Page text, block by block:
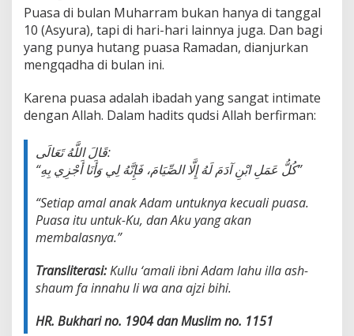
Puasa di bulan Muharram bukan hanya di tanggal
10 (Asyura), tapi di hari-hari lainnya juga. Dan bagi
yang punya hutang puasa Ramadan, dianjurkan
mengqadha di bulan ini.
Karena puasa adalah ibadah yang sangat intimate
dengan Allah. Dalam hadits qudsi Allah berfirman:
قَالَ اللَّهُ تَعَالَى:
“كُلُّ عَمَلِ ابْنِ آدَمَ لَهُ إِلَّا الصِّيَامَ، فَإِنَّهُ لِي وَأَنَا أَجْزِي بِهِ”
“Setiap amal anak Adam untuknya kecuali puasa.
Puasa itu untuk-Ku, dan Aku yang akan
membalasnya.”
Transliterasi:Kullu ‘amali ibni Adam lahu illa ash-
shaum fa innahu li wa ana ajzi bihi.
HR. Bukhari no. 1904 dan Muslim no. 1151